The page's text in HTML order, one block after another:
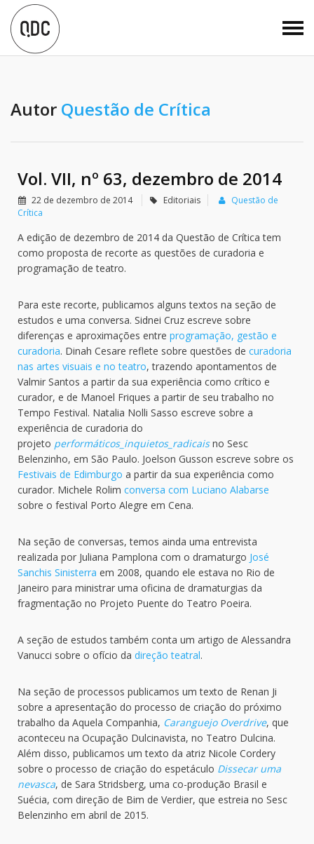
Autor Questão de Crítica
Vol. VII, nº 63, dezembro de 2014
22 de dezembro de 2014 Editoriais
Questão de
Crítica
A edição de dezembro de 2014 da Questão de Crítica tem
como proposta de recorte as questões de curadoria e
programação de teatro.
Para este recorte, publicamos alguns textos na seção de
estudos e uma conversa. Sidnei Cruz escreve sobre
diferenças e aproximações entre programação, gestão e
curadoria. Dinah Cesare reflete sobre questões de curadoria
nas artes visuais e no teatro, trazendo apontamentos de
Valmir Santos a partir da sua experiência como crítico e
curador, e de Manoel Friques a partir de seu trabalho no
Tempo Festival. Natalia Nolli Sasso escreve sobre a
experiência de curadoria do
projeto performáticos_inquietos_radicaisno Sesc
Belenzinho, em São Paulo. Joelson Gusson escreve sobre os
Festivais de Edimburgo a partir da sua experiência como
curador. Michele Rolim conversa com Luciano Alabarse
sobre o festival Porto Alegre em Cena.
Na seção de conversas, temos ainda uma entrevista
realizada por Juliana Pamplona com o dramaturgo José
Sanchis Sinisterra em 2008, quando ele estava no Rio de
Janeiro para ministrar uma oficina de dramaturgias da
fragmentação no Projeto Puente do Teatro Poeira.
A seção de estudos também conta um artigo de Alessandra
Vanucci sobre o ofício da direção teatral.
Na seção de processos publicamos um texto de Renan Ji
sobre a apresentação do processo de criação do próximo
trabalho da Aquela Companhia, Caranguejo Overdrive, que
aconteceu na Ocupação Dulcinavista, no Teatro Dulcina.
Além disso, publicamos um texto da atriz Nicole Cordery
sobre o processo de criação do espetáculo Dissecar uma
nevasca, de Sara Stridsberg, uma co-produção Brasil e
Suécia, com direção de Bim de Verdier, que estreia no Sesc
Belenzinho em abril de 2015.